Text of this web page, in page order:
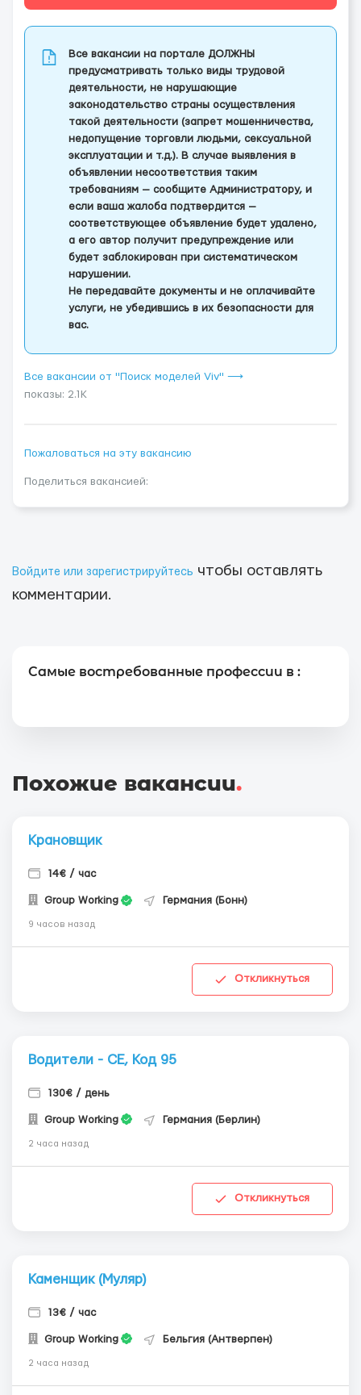
Все вакансии на портале ДОЛЖНЫ
предусматривать только виды трудовой
деятельности, не нарушающие
законодательство страны осуществления
такой деятельности (запрет мошенничества,
недопущение торговли людьми, сексуальной
эксплуатации и т.д.). В случае выявления в
объявлении несоответствия таким
требованиям — сообщите Администратору, и
если ваша жалоба подтвердится —
соответствующее объявление будет удалено,
а его автор получит предупреждение или
будет заблокирован при систематическом
нарушении.
Не передавайте документы и не оплачивайте
услуги, не убедившись в их безопасности для
вас.
Все вакансии от "Поиск моделей Viv" ⟶
показы: 2.1K
Пожаловаться на эту вакансию
Поделиться вакансией:
Войдите или зарегистрируйтесь чтобы оставлять
комментарии.
Самые востребованные профессии в :
Похожие вакансии.
Крановщик
14€ / час
Group Working Германия (Бонн)
9 часов назад
Откликнуться
Водители - СЕ, Код 95
130€ / день
Group Working Германия (Берлин)
2 часа назад
Откликнуться
Каменщик (Муляр)
13€ / час
Group Working Бельгия (Антверпен)
2 часа назад